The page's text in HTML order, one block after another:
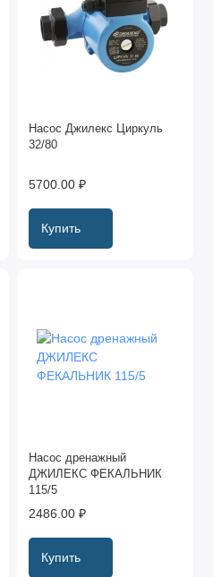
Насос Джилекс Циркуль
32/80
5700.00 ₽
Купить
Насос дренажный
ДЖИЛЕКС ФЕКАЛЬНИК
115/5
2486.00 ₽
Купить